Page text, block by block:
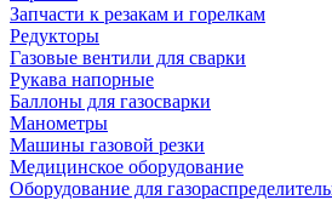
Запчасти к резакам и горелкам
Редукторы
Газовые вентили для сварки
Рукава напорные
Баллоны для газосварки
Манометры
Машины газовой резки
Медицинское оборудование
Оборудование для